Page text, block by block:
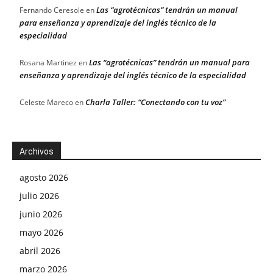
Fernando Ceresole enLas “agrotécnicas” tendrán un manual
para enseñanza y aprendizaje del inglés técnico de la
especialidad
Rosana Martinez enLas “agrotécnicas” tendrán un manual para
enseñanza y aprendizaje del inglés técnico de la especialidad
Celeste MarecoenCharla Taller: “Conectando con tu voz”
Archivos
agosto 2026
julio 2026
junio 2026
mayo 2026
abril 2026
marzo 2026